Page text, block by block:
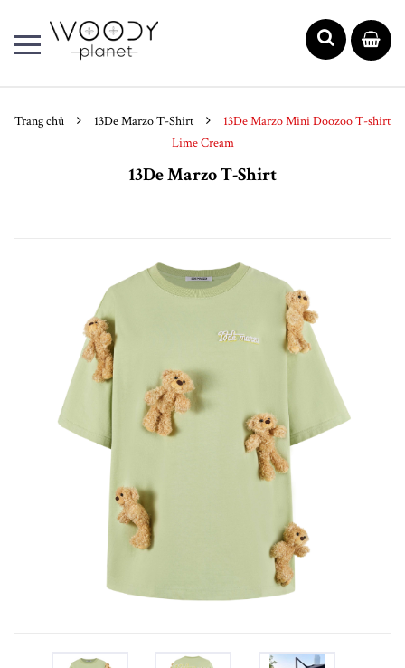
Trang chủ 13De Marzo T-Shirt
13De Marzo Mini Doozoo T-shirt
Lime Cream
13De Marzo T-Shirt